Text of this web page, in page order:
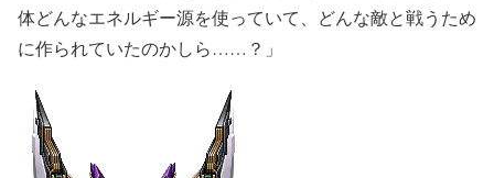
体どんなエネルギー源を使っていて、どんな敵と戦うため
に作られていたのかしら……？」